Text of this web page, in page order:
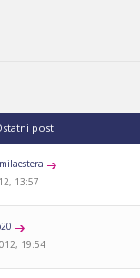
post
13:57
19:54